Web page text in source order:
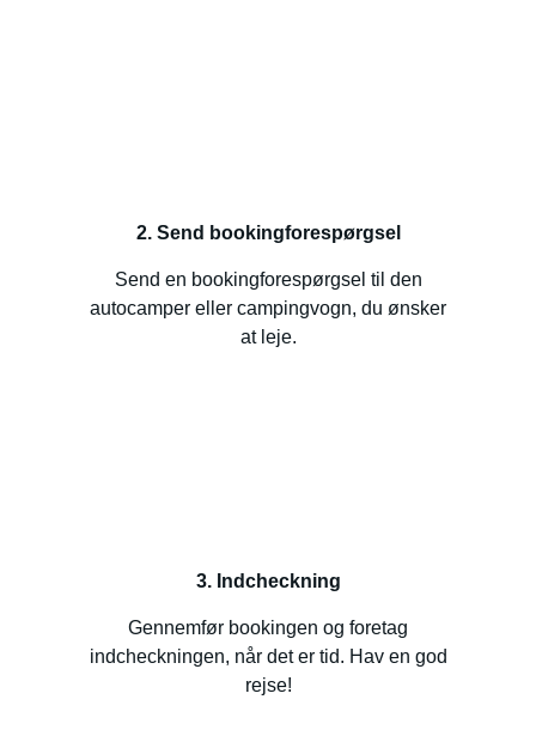
2. Send bookingforespørgsel
Send en bookingforespørgsel til den
autocamper eller campingvogn, du ønsker
at leje.
3. Indcheckning
Gennemfør bookingen og foretag
indcheckningen, når det er tid. Hav en god
rejse!